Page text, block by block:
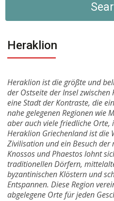
Heraklion
Heraklion ist die größte und
der Ostseite der Insel
eine Stadt der Kontraste, die
nahe gelegenen Regionen wie
aber auch viele friedliche Orte,
Heraklion Griechenland ist die
Zivilisation und ein Besuch der
Knossos und Phaestos lohnt
traditionellen Dörfern,
byzantinischen Klöstern und
Entspannen. Diese Region
abgelegene Orte für jeden